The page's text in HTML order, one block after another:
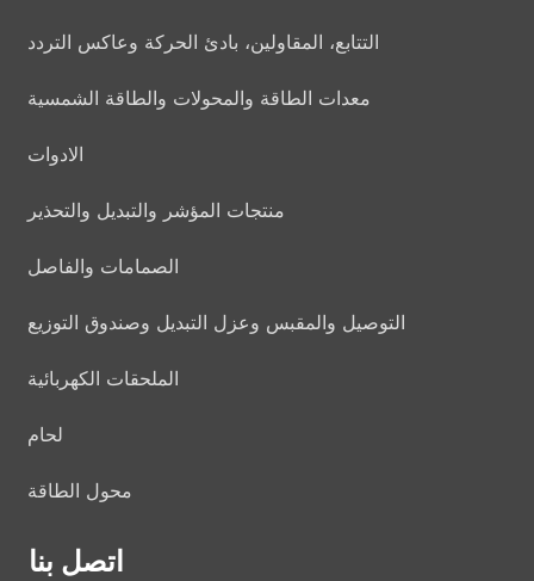
التتابع، المقاولين، بادئ الحركة وعاكس التردد
معدات الطاقة والمحولات والطاقة الشمسية
الادوات
منتجات المؤشر والتبديل والتحذير
الصمامات والفاصل
التوصيل والمقبس وعزل التبديل وصندوق التوزيع
الملحقات الكهربائية
لحام
محول الطاقة
اتصل بنا